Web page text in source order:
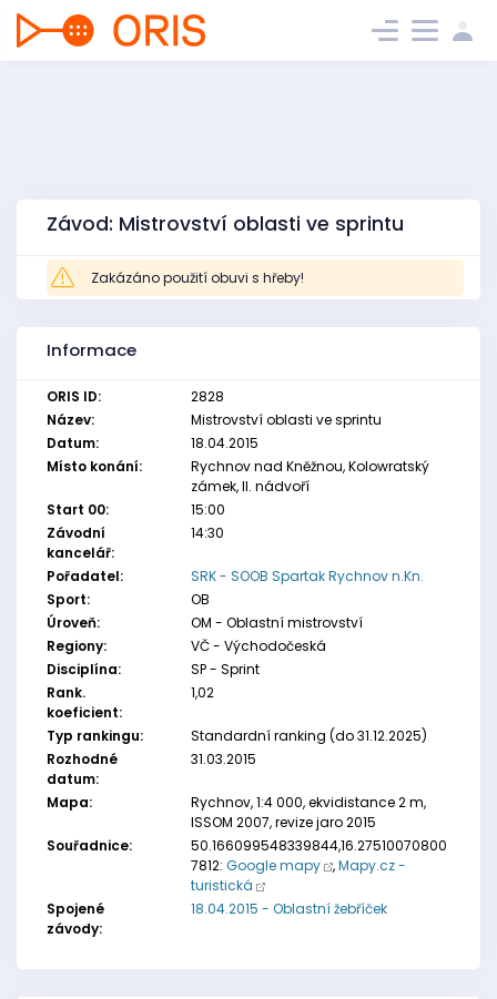
Závod: Mistrovství oblasti ve sprintu
Zakázáno použití obuvi s hřeby!
Informace
ORIS ID:
2828
Název:
Mistrovství oblasti ve sprintu
Datum:
18.04.2015
Místo konání:
Rychnov nad Kněžnou, Kolowratský
zámek, II. nádvoří
Start 00:
15:00
Závodní
kancelář:
14:30
Pořadatel:
SRK - SOOB Spartak Rychnov n.Kn.
Sport:
OB
Úroveň:
OM - Oblastní mistrovství
Regiony:
VČ - Východočeská
Disciplína:
SP - Sprint
Rank.
koeficient:
1,02
Typ rankingu:
Standardní ranking (do 31.12.2025)
Rozhodné
datum:
31.03.2015
Mapa:
Rychnov, 1:4 000, ekvidistance 2 m,
ISSOM 2007, revize jaro 2015
Souřadnice:
50.166099548339844,16.27510070800
7812: Google mapy ,Mapy.cz -
turistická
Spojené
závody:
18.04.2015 - Oblastní žebříček